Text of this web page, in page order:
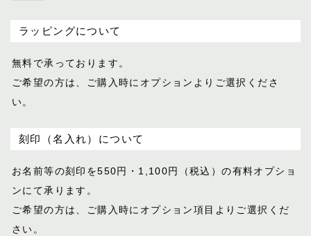
M
ラッピングについて
無料で承っております。
ご希望の方は、ご購入時にオプションより ご選択くださ
い。
刻印（名入れ）について
お名前等の刻印を550円・1,100円（税込）の有料オプショ
ンにて承ります。
ご希望の方は、ご購入時にオプション項目 よりご選択くだ
さい。